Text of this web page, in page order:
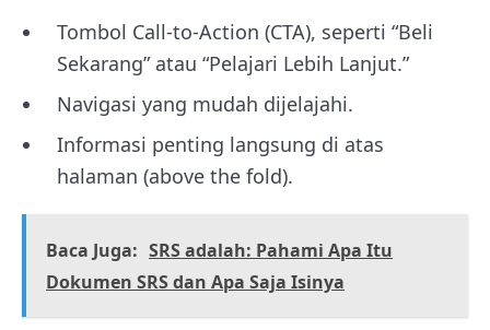
Tombol Call-to-Action (CTA), seperti “Beli
Sekarang” atau “Pelajari Lebih Lanjut.”
Navigasi yang mudah dijelajahi.
Informasi penting langsung di atas
halaman (above the fold).
Baca Juga: SRS adalah: Pahami Apa Itu
Dokumen SRS dan Apa Saja Isinya